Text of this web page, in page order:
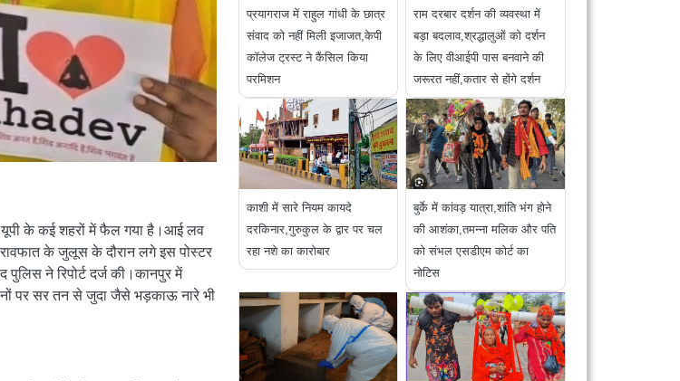
के कई शहरों में फैल गया है।आई लव
के जुलूस के दौरान लगे इस पोस्टर
ने रिपोर्ट दर्ज की।कानपुर में
पर सर तन से जुदा जैसे भड़काऊ नारे भी
प्रयागराज में राहुल गांधी के छात्र
संवाद को नहीं मिली इजाजत,केपी
कॉलेज ट्रस्ट ने कैंसिल किया
परमिशन
राम दरबार दर्शन की व्यवस्था में
बड़ा बदलाव,श्रद्धालुओं को दर्शन
के लिए वीआईपी पास बनवाने की
जरूरत नहीं,कतार से होंगे दर्शन
काशी में सारे नियम कायदे
दरकिनार,गुरुकुल के द्वार पर चल
रहा नशे का कारोबार
बुर्के में कांवड़ यात्रा,शांति भंग होने
की आशंका,तमन्ना मलिक और पति
को संभल एसडीएम कोर्ट का
नोटिस